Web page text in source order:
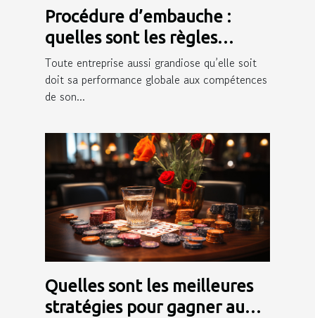
Procédure d’embauche :
quelles sont les règles
juridiques qui l’encadrent ?
Toute entreprise aussi grandiose qu’elle soit
doit sa performance globale aux compétences
de son...
Quelles sont les meilleures
stratégies pour gagner au